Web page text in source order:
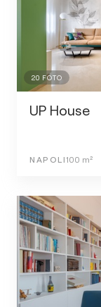
20 FOTO
UP House
NAPOLI100 m²